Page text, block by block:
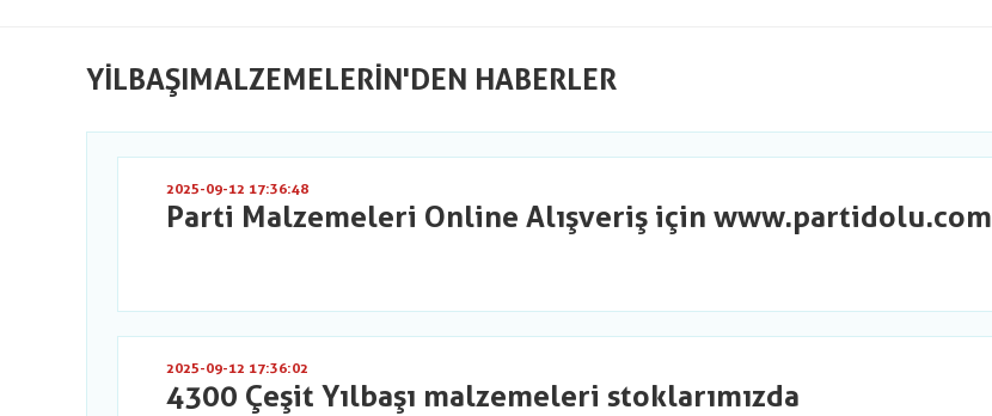
YILBAŞIMALZEMELERIN'DEN HABERLER
2025-09-12 17:36:48
Parti Malzemeleri Online Alışveriş için www.partidolu.com
2025-09-12 17:36:02
4300 Çeşit Yılbaşı malzemeleri stoklarımızda